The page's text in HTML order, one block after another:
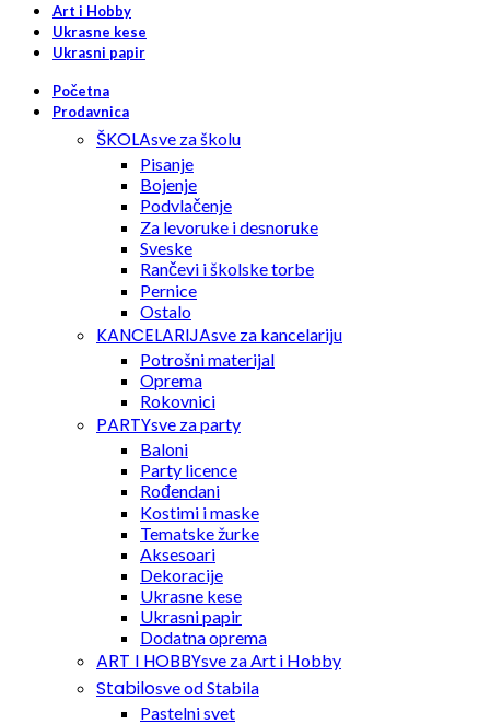
Art i Hobby
Ukrasne kese
Ukrasni papir
Početna
Prodavnica
ŠKOLAsve za školu
Pisanje
Bojenje
Podvlačenje
Za levoruke i desnoruke
Sveske
Rančevi i školske torbe
Pernice
Ostalo
KANCELARIJAsve za kancelariju
Potrošni materijal
Oprema
Rokovnici
PARTYsve za party
Baloni
Party licence
Rođendani
Kostimi i maske
Tematske žurke
Aksesoari
Dekoracije
Ukrasne kese
Ukrasni papir
Dodatna oprema
ART I HOBBYsve za Art i Hobby
Stabilosve od Stabila
Pastelni svet